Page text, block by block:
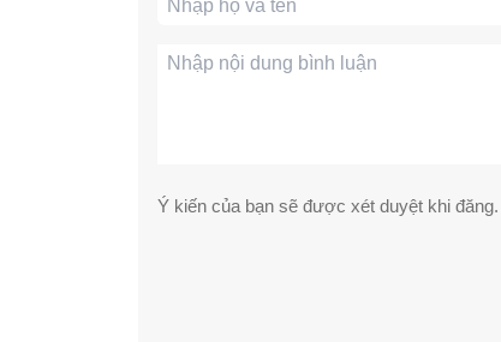
Ý kiến của bạn sẽ được xét duyệt khi